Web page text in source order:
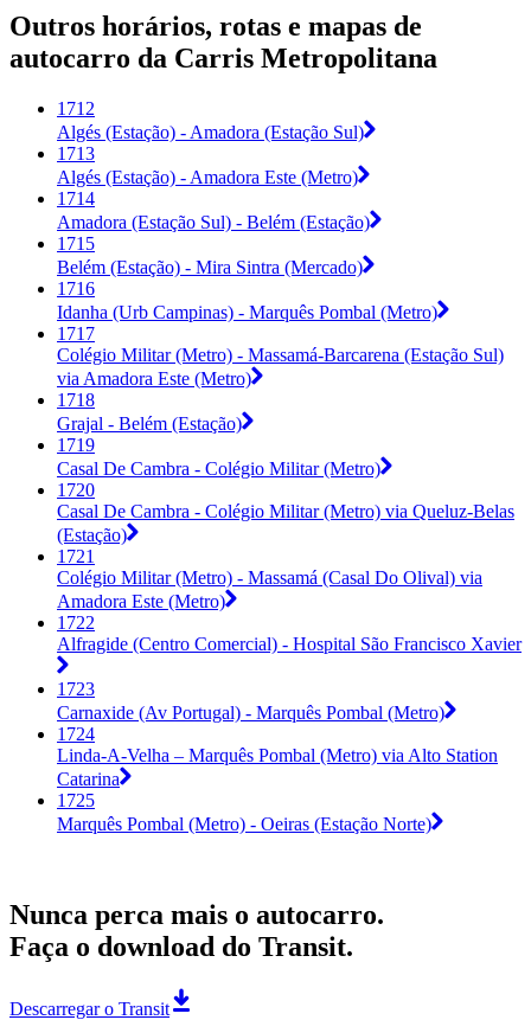
Outros horários, rotas e mapas de
autocarro da Carris Metropolitana
1712
Algés (Estação) - Amadora (Estação Sul)
1713
Algés (Estação) - Amadora Este (Metro)
1714
Amadora (Estação Sul) - Belém (Estação)
1715
Belém (Estação) - Mira Sintra (Mercado)
1716
Idanha (Urb Campinas) - Marquês Pombal (Metro)
1717
Colégio Militar (Metro) - Massamá-Barcarena (Estação Sul)
via Amadora Este (Metro)
1718
Grajal - Belém (Estação)
1719
Casal De Cambra - Colégio Militar (Metro)
1720
Casal De Cambra - Colégio Militar (Metro) via Queluz-Belas
(Estação)
1721
Colégio Militar (Metro) - Massamá (Casal Do Olival) via
Amadora Este (Metro)
1722
Alfragide (Centro Comercial) - Hospital São Francisco Xavier
1723
Carnaxide (Av Portugal) - Marquês Pombal (Metro)
1724
Linda-A-Velha – Marquês Pombal (Metro) via Alto Station
Catarina
1725
Marquês Pombal (Metro) - Oeiras (Estação Norte)
Nunca perca mais o autocarro.
Faça o download do Transit.
Descarregar o Transit